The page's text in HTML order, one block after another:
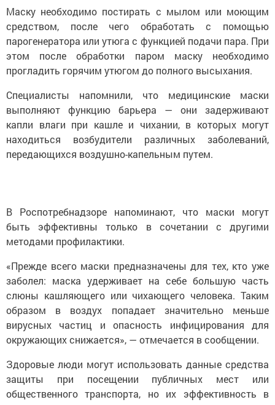
Маску необходимо постирать с мылом или моющим
средством, после чего обработать с помощью
парогенератора или утюга с функцией подачи пара. При
этом после обработки паром маску необходимо
прогладить горячим утюгом до полного высыхания.
Специалисты напомнили, что медицинские маски
выполняют функцию барьера — они задерживают
капли влаги при кашле и чихании, в которых могут
находиться возбудители различных заболеваний,
передающихся воздушно-капельным путем.
В Роспотребнадзоре напоминают, что маски могут
быть эффективны только в сочетании с другими
методами профилактики.
«Прежде всего маски предназначены для тех, кто уже
заболел: маска удерживает на себе большую часть
слюны кашляющего или чихающего человека. Таким
образом в воздух попадает значительно меньше
вирусных частиц и опасность инфицирования для
окружающих снижается», — отмечается в сообщении.
Здоровые люди могут использовать данные средства
защиты при посещении публичных мест или
общественного транспорта, но их эффективность в